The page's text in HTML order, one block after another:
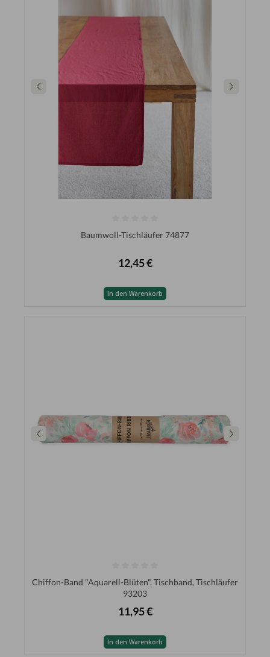
Baumwoll-Tischläufer 74877
12,45 €
In den Warenkorb
Chiffon-Band "Aquarell-Blüten", Tischband, Tischläufer
93203
11,95 €
In den Warenkorb